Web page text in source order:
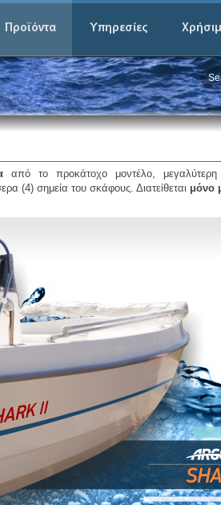
Προϊόντα Υπηρεσίες
από το προκάτοχο μοντέλο,
(4) σημεία του σκάφους. Διατείθεται μόνο